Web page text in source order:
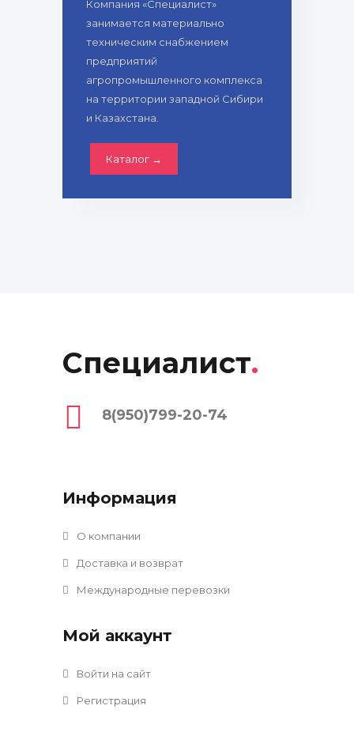
Компания «Специалист»
занимается материально
техническим снабжением
предприятий
агропромышленного комплекса
на территории западной Сибири
и Казахстана.
Каталог →
Специалист.
8(950)799-20-74
Информация
О компании
Доставка и возврат
Международные перевозки
Мой аккаунт
Войти на сайт
Регистрация